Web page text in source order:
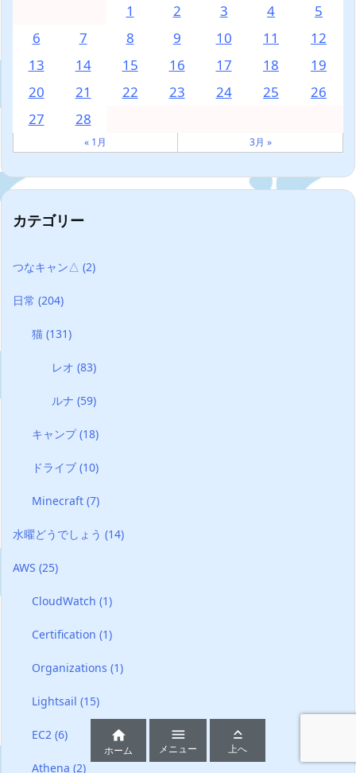
1
2 3 4
5
6
7 8 9 10 11
12
13
14 15 16 17 18
19
20
21 22 23 24 25
26
27
28
« 1月 3月 »
カテゴリー
つなキャン△ (2)
日常 (204)
猫(131)
レオ (83)
ルナ (59)
キャンプ(18)
ドライブ(10)
Minecraft(7)
水曜どうでしょう (14)
AWS (25)
CloudWatch(1)
Certification(1)
Organizations(1)
Lightsail(15)
EC2(6)
Athena(2)

ホーム

メニュー

上へ